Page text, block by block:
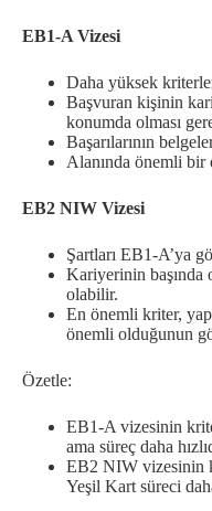
EB1-A Vizesi
Daha yüksek
Başvuran kişinin
konumda olması
Başarılarının
Alanında önemli bir
EB2 NIW Vizesi
Şartları EB1-A’ya
Kariyerinin
olabilir.
En önemli kriter,
önemli olduğunun
Özetle:
EB1-A vizesinin
ama süreç daha
EB2 NIW vizesinin
Yeşil Kart süreci